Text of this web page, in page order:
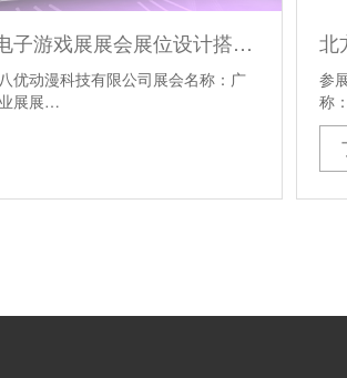
八优动漫——电子游戏展展会展位设计搭建方案
优动漫科技有限公司展会名称：广
展展…
参
称